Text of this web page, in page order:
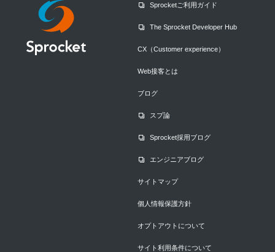
Sprocketご利用ガイド
The Sprocket Developer Hub
CX（Customer experience）
Web接客とは
ブログ
スプ論
Sprocket採用ブログ
エンジニアブログ
サイトマップ
個人情報保護方針
オプトアウトについて
サイト利用条件について